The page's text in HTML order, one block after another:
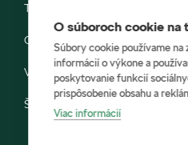
Testovacia jazda
Objednávka do servisu
Vozidlá ihneď k odberu
Škoda E-shop
O súboroch cookie na
Súbory cookie používame na
informácií o výkone a
poskytovanie funkcií
prispôsobenie obsahu a
Viac informácií